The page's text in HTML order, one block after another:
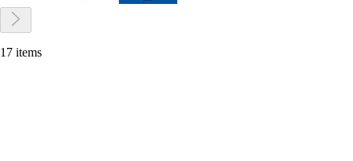
17 items